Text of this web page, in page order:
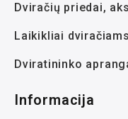
Dviračių priedai,
Laikikliai dviračiams
Dviratininko
Informacija